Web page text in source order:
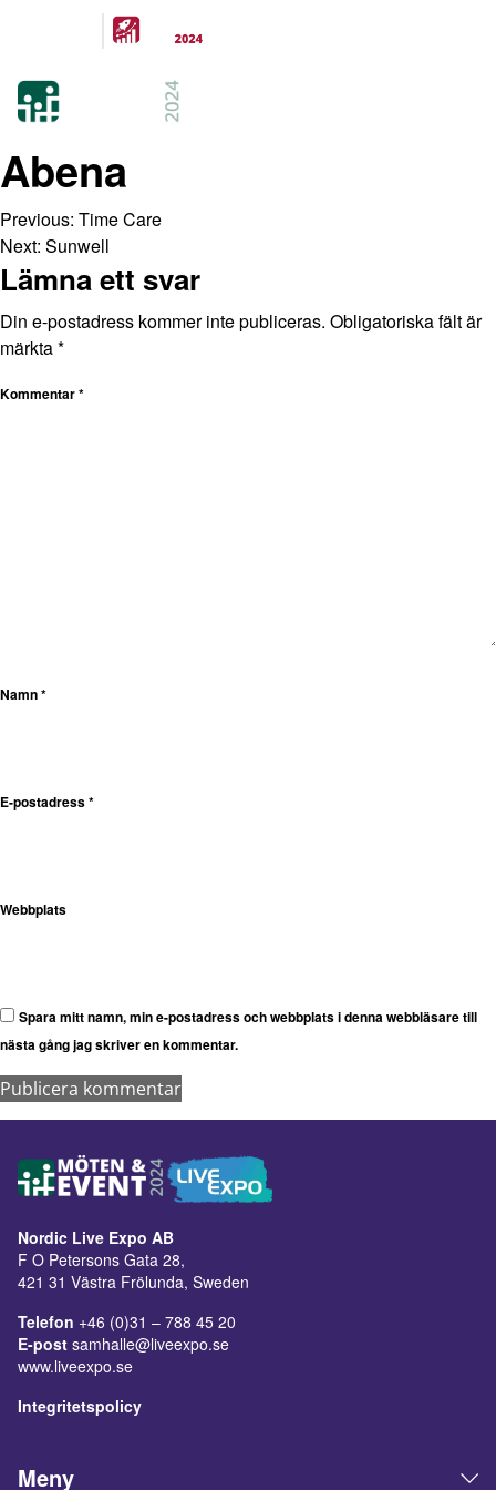
Abena
Previous: Time Care
Next: Sunwell
Lämna ett svar
Din e-postadress kommer inte publiceras. Obligatoriska fält är
märkta*
Kommentar*
Namn*
E-postadress*
Webbplats
Spara mitt namn, min e-postadress och webbplats i denna webbläsare till
nästa gång jag skriver en kommentar.
Nordic Live Expo AB
F O Petersons Gata 28,
421 31 Västra Frölunda, Sweden
Telefon +46 (0)31 – 788 45 20
E-post samhalle@liveexpo.se
www.liveexpo.se
Integritetspolicy
Meny